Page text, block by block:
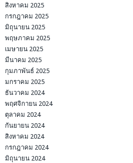
สิงหาคม 2025
กรกฎาคม 2025
มิถุนายน 2025
พฤษภาคม 2025
เมษายน 2025
มีนาคม 2025
กุมภาพันธ์ 2025
มกราคม 2025
ธันวาคม 2024
พฤศจิกายน 2024
ตุลาคม 2024
กันยายน 2024
สิงหาคม 2024
กรกฎาคม 2024
มิถุนายน 2024